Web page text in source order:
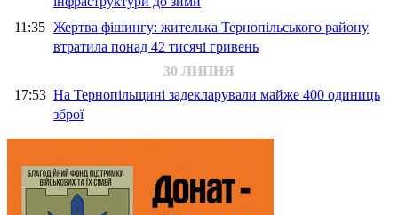
11:35 Жертва фішингу: жителька Тернопільського району
втратила понад 42 тисячі гривень
30 ЛИПНЯ
17:53 На Тернопільщині задекларували майже 400 одиниць
зброї